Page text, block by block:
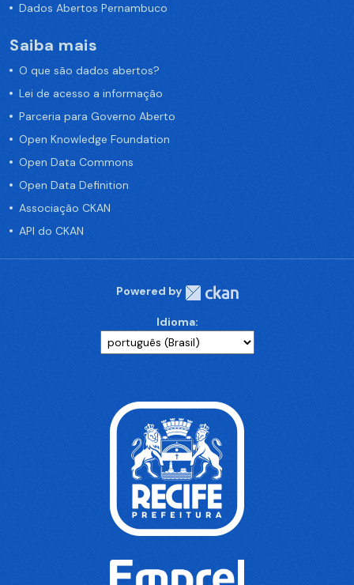
Dados Abertos Pernambuco
Saiba mais
O que são dados abertos?
Lei de acesso a informação
Parceria para Governo Aberto
Open Knowledge Foundation
Open Data Commons
Open Data Definition
Associação CKAN
API do CKAN
Powered by
Idioma